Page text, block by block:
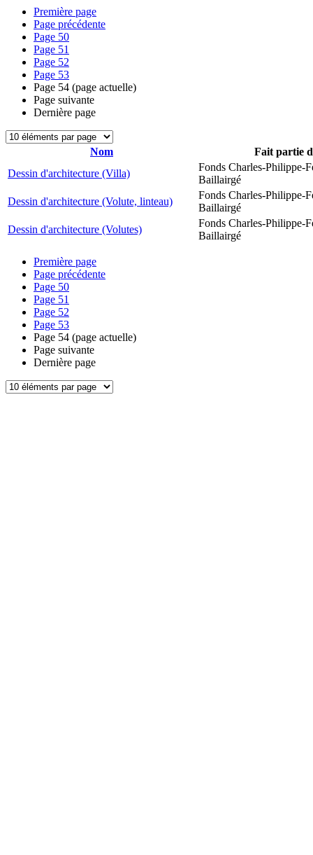
Première page
Page précédente
Page 50
Page 51
Page 52
Page 53
Page 54 (page actuelle)
Page suivante
Dernière page
Nom
Fait partie
Dessin d'architecture (Villa)
Fonds Charles-Philippe-
Baillairgé
Dessin d'architecture (Volute, linteau)
Fonds Charles-Philippe-
Baillairgé
Dessin d'architecture (Volutes)
Fonds Charles-Philippe-
Baillairgé
Première page
Page précédente
Page 50
Page 51
Page 52
Page 53
Page 54 (page actuelle)
Page suivante
Dernière page